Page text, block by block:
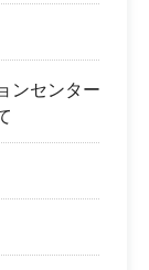
ンセンター